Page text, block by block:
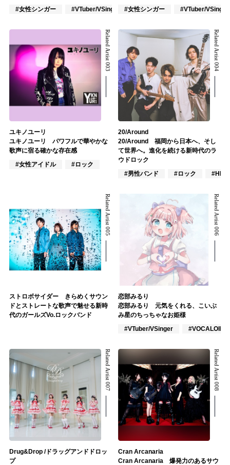
#女性シンガー
#VTuber/VSinger #ポップス
#女性シンガー
#VTuber/VSinger
Related Artist 003
ユキノユーリ
ユキノユーリ パワフルで華やかな
歌声に宿る確かな存在感
#女性アイドル
#ロック
Related Artist 004
20/Around
20/Around 福岡から日本へ、そし
て世界へ。進化を続ける新時代のラ
ウドロック
#男性バンド
#ロック #HR/
Related Artist 005
ストロボサイダー きらめくサウン
ドとストレートな歌声で魅せる新時
代のガールズVo.ロックバンド
Related Artist 006
恋部みるり
恋部みるり 元気をくれる、こいぶ
み星のちっちゃなお姫様
#VTuber/VSinger
#VOCALOID
Related Artist 007
Drug&Drop /ドラッグアンドドロッ
プ
Related Artist 008
Cran Arcanaria
Cran Arcanaria 爆発力のあるサウ